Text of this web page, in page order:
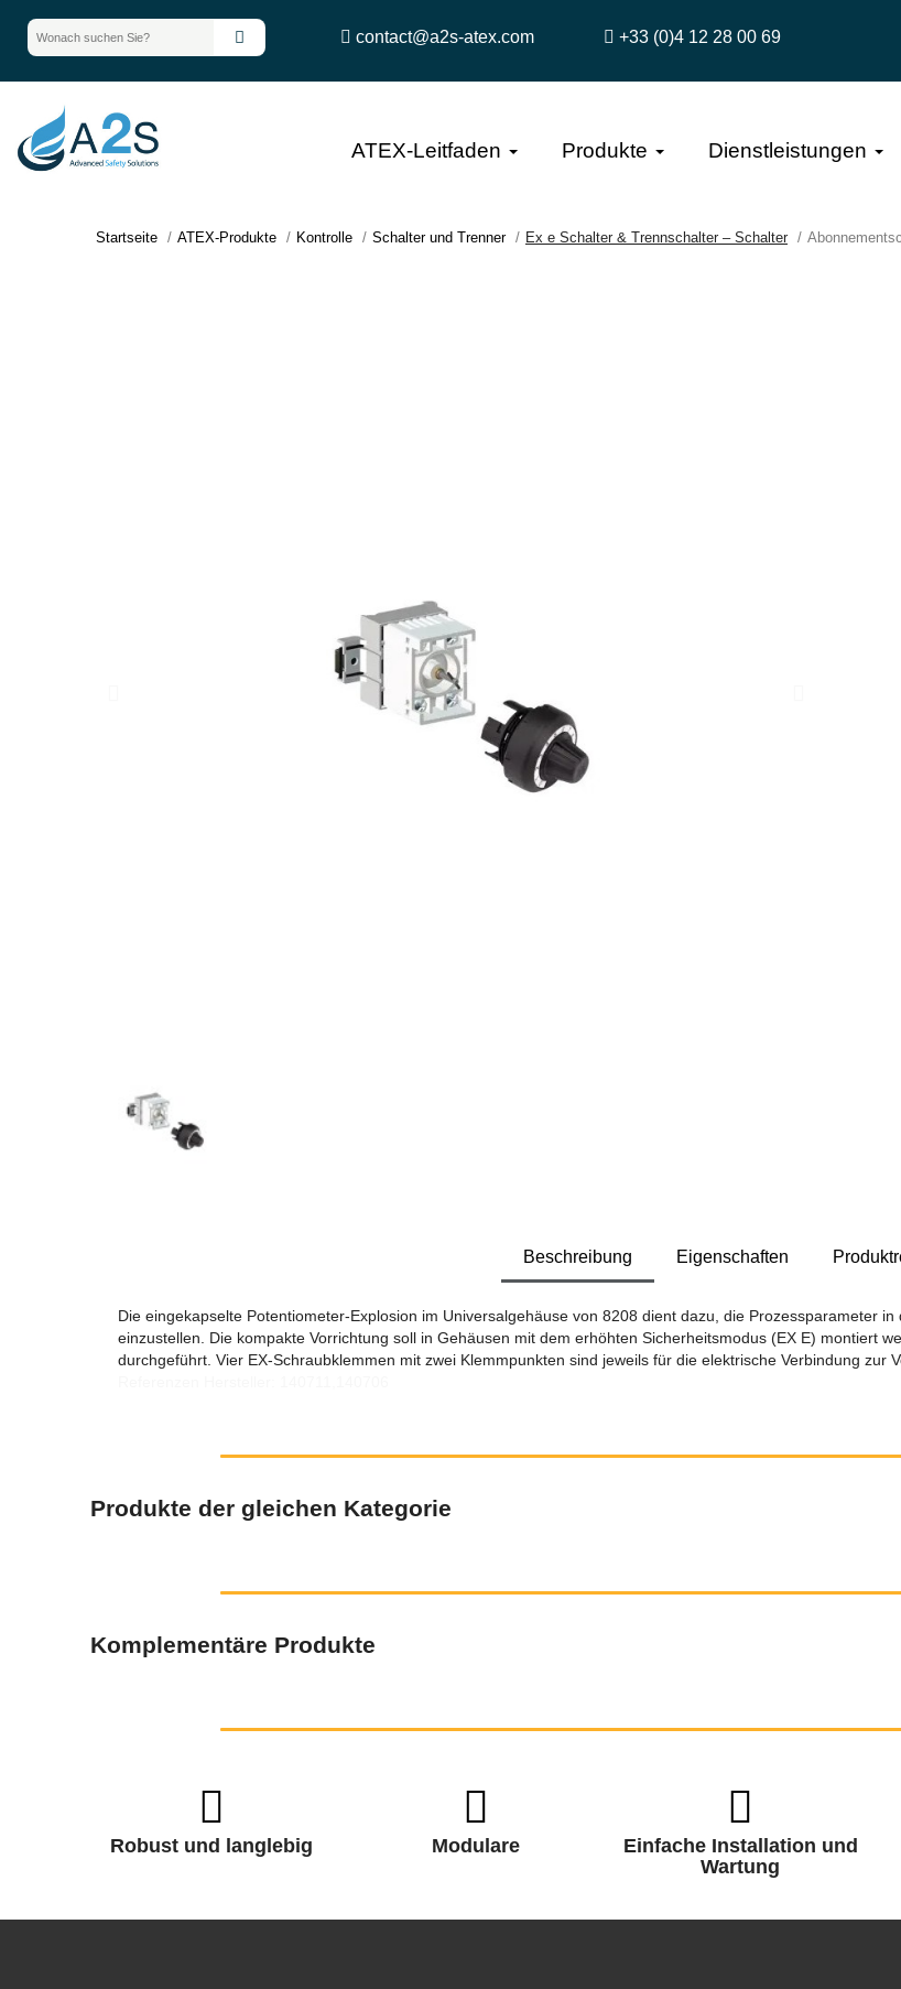
contact@a2s-atex.com +33 (0)4 12 28 00 69
ATEX-Leitfaden Produkte Dienstleistungen
Startseite ATEX-Produkte Kontrolle Schalter und Trenner Ex e Schalter & Trennschalter – Schalter
Beschreibung Eigenschaften
Die eingekapselte Potentiometer-Explosion im Universalgehäuse von 8208 dient dazu, die Prozessparameter
einzustellen. Die kompakte Vorrichtung soll in Gehäusen mit dem erhöhten Sicherheitsmodus (EX E) montiert
durchgeführt. Vier EX-Schraubklemmen mit zwei Klemmpunkten sind jeweils für die elektrische Verbindung zur
Produkte der gleichen Kategorie
Komplementäre Produkte
Robust und langlebig Modulare
Einfache Installation und
Wartung